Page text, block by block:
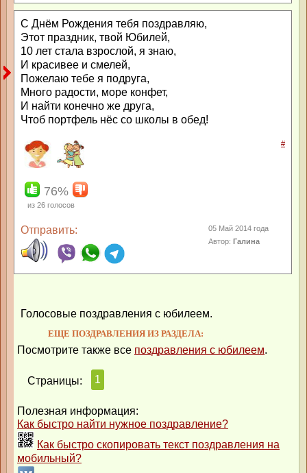
С Днём Рождения тебя поздравляю,
Этот праздник, твой Юбилей,
10 лет стала взрослой, я знаю,
И красивее и смелей,
Пожелаю тебе я подруга,
Много радости, море конфет,
И найти конечно же друга,
Чтоб портфель нёс со школы в обед!
#
76%
из 26 голосов
Отправить:
05 Май 2014 года
Автор:Галина
Голосовые поздравления с юбилеем.
ЕЩЕ ПОЗДРАВЛЕНИЯ ИЗ РАЗДЕЛА:
Посмотрите также все поздравления с юбилеем.
Страницы: 1
Полезная информация:
Как быстро найти нужное поздравление?
Как быстро скопировать текст поздравления на
мобильный?